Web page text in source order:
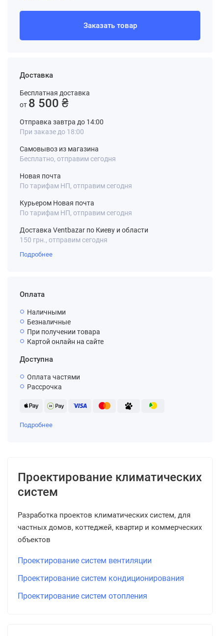
Доставка
Бесплатная доставка
от 8 500 ₴
Отправка завтра до 14:00
При заказе до 18:00
Самовывоз из магазина
Бесплатно, отправим сегодня
Новая почта
По тарифам НП, отправим сегодня
Курьером Новая почта
По тарифам НП, отправим сегодня
Доставка Ventbazar по Киеву и области
150 грн., отправим сегодня
Подробнее
Оплата
Наличными
Безналичные
При получении товара
Картой онлайн на сайте
Доступна
Оплата частями
Рассрочка
Подробнее
Заказать товар
Проектирование климатических
систем
Разработка проектов климатических систем, для
частных домов, коттеджей, квартир и коммерческих
объектов
Проектирование систем вентиляции
Проектирование систем кондиционирования
Проектирование систем отопления